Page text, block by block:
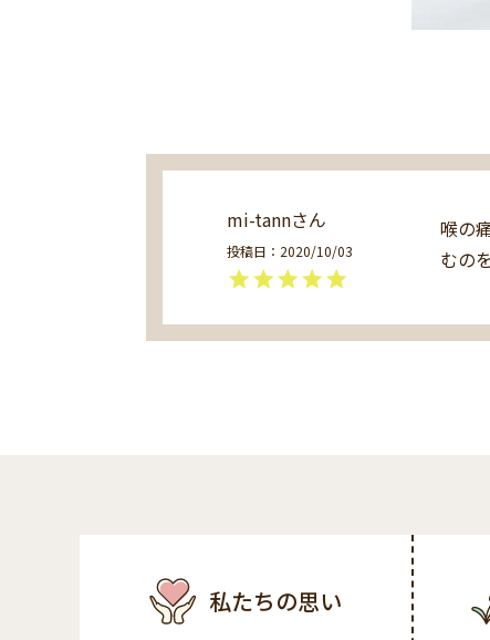
mi-tann
投稿日 2020/10/03
喉の
私たちの思い